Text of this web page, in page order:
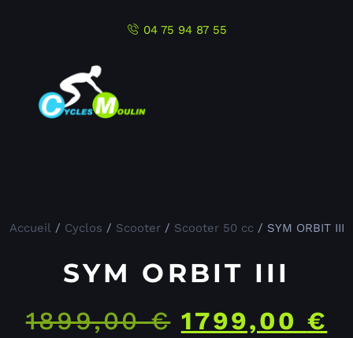
04 75 94 87 55
Accueil/ Cyclos / Scooter/ Scooter 50 cc/ SYM ORBIT III
SYM ORBIT III
1899,00€ 1799,00 €